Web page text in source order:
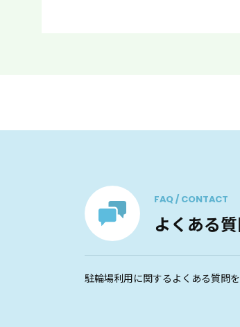
FAQ / CONTACT
よくある
駐輪場利用に関するよくある質問を